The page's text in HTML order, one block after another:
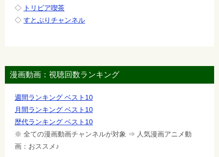
◇ トリビア喫茶
◇ すとぷりチャンネル
漫画動画：視聴回数ランキング
週間ランキング ベスト10
月間ランキング ベスト10
歴代ランキング ベスト10
※ 全ての漫画動画チャンネルが対象 ⇒ 人気漫画アニメ動
画：おススメ♪